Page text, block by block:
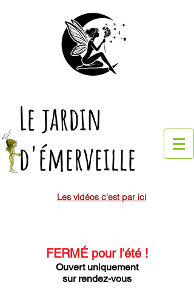
Le jardin
d'émerveille
Les vidéos c'est par ici
FERMÉ pour l'été!
Ouvert uniquement
sur rendez-vous